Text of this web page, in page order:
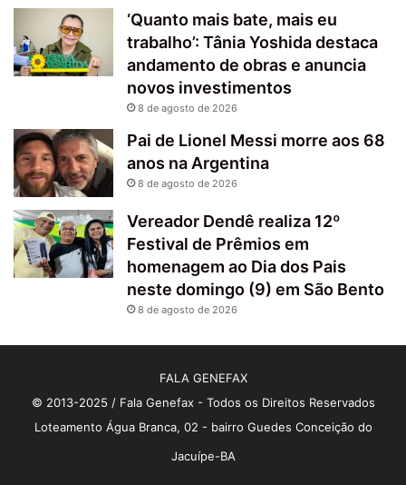
‘Quanto mais bate, mais eu
trabalho’: Tânia Yoshida destaca
andamento de obras e anuncia
novos investimentos
8 de agosto de 2026
Pai de Lionel Messi morre aos 68
anos na Argentina
8 de agosto de 2026
Vereador Dendê realiza 12º
Festival de Prêmios em
homenagem ao Dia dos Pais
neste domingo (9) em São Bento
8 de agosto de 2026
FALA GENEFAX
© 2013-2025 / Fala Genefax - Todos os Direitos Reservados
Loteamento Água Branca, 02 - bairro Guedes Conceição do
Jacuípe-BA